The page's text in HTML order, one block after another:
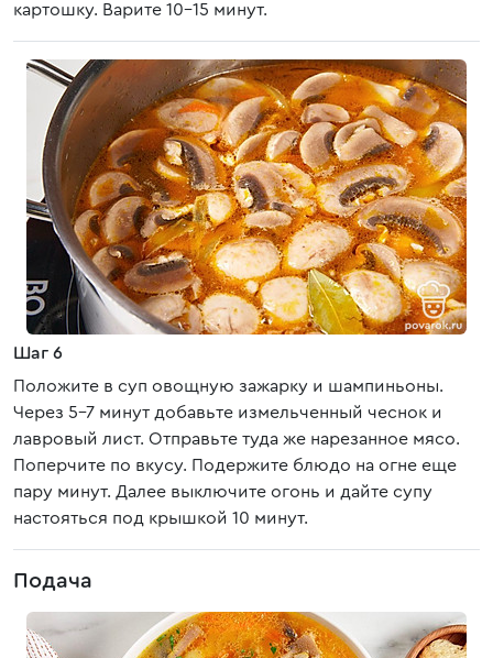
картошку. Варите 10-15 минут.
Шаг 6
Положите в суп овощную зажарку и шампиньоны.
Через 5-7 минут добавьте измельченный чеснок и
лавровый лист. Отправьте туда же нарезанное мясо.
Поперчите по вкусу. Подержите блюдо на огне еще
пару минут. Далее выключите огонь и дайте супу
настояться под крышкой 10 минут.
Подача